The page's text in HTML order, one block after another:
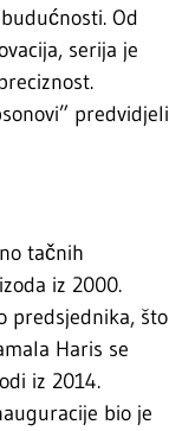
Od
serija je
predvidjeli
tačnih
iz 2000.
predsjednika, što
Haris se
iz 2014.
bio je